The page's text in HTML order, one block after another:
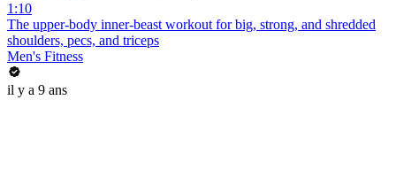
1:10
The upper-body inner-beast workout for big, strong, and shredded
shoulders, pecs, and triceps
Men's Fitness
il y a 9 ans